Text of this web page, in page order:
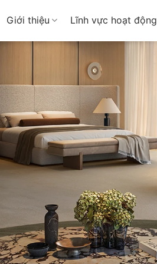
Giới thiệu Lĩnh vực hoạt động